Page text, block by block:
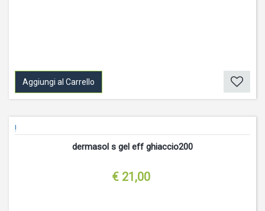
Aggiungi al Carrello
!
dermasol s gel eff ghiaccio200
€ 21,00